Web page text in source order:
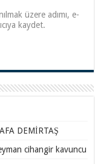
üzere adımı, e-
kaydet.
DEMİRTAŞ
cihangir kavuncu